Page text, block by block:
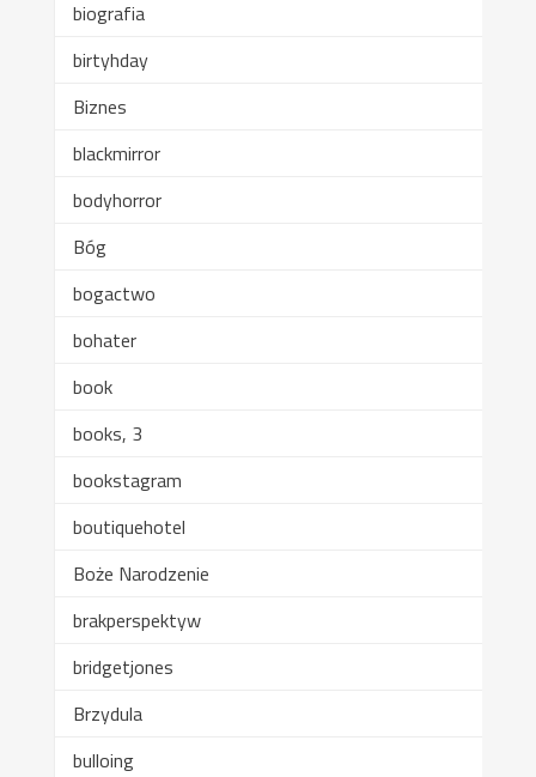
biografia
birtyhday
Biznes
blackmirror
bodyhorror
Bóg
bogactwo
bohater
book
books, 3
bookstagram
boutiquehotel
Boże Narodzenie
brakperspektyw
bridgetjones
Brzydula
bulloing